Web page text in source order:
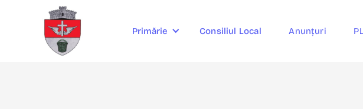
Primărie Consiliul Local Anunțuri